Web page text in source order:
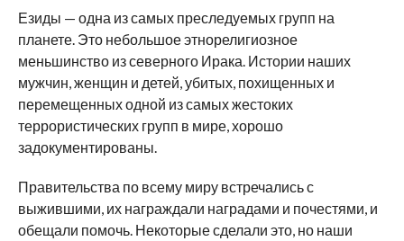
Езиды — одна из самых преследуемых групп на
планете. Это небольшое этнорелигиозное
меньшинство из северного Ирака. Истории наших
мужчин, женщин и детей, убитых, похищенных и
перемещенных одной из самых жестоких
террористических групп в мире, хорошо
задокументированы.
Правительства по всему миру встречались с
выжившими, их награждали наградами и почестями, и
обещали помочь. Некоторые сделали это, но наши